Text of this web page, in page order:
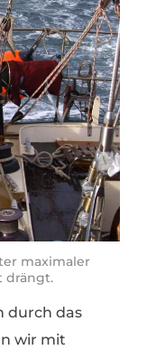
maximaler
drängt.
durch das
wir mit